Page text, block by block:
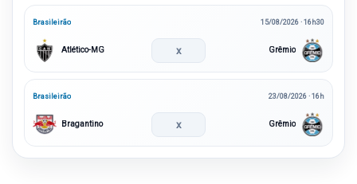
Brasileirão 15/08/2026 · 16h30
Atlético-MG x Grêmio
Brasileirão 23/08/2026 · 16h
Bragantino x Grêmio